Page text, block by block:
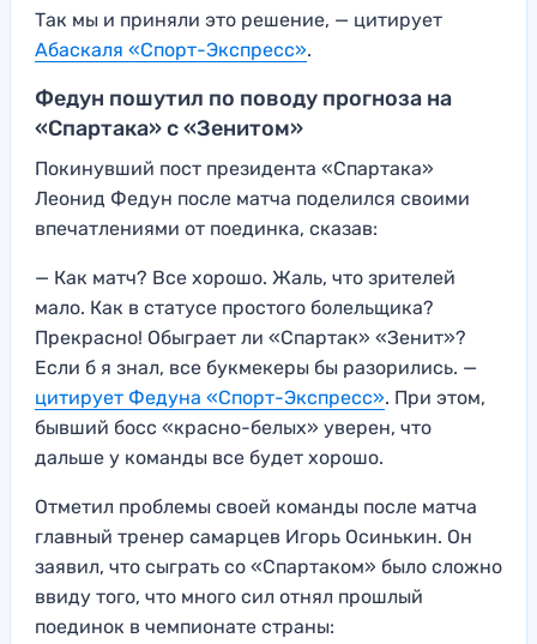
Так мы и приняли это решение, — цитирует
Абаскаля «Спорт-Экспресс».
Федун пошутил по поводу прогноза на
«Спартака» с «Зенитом»
Покинувший пост президента «Спартака»
Леонид Федун после матча поделился своими
впечатлениями от поединка, сказав:
— Как матч? Все хорошо. Жаль, что зрителей
мало. Как в статусе простого болельщика?
Прекрасно! Обыграет ли «Спартак» «Зенит»?
Если б я знал, все букмекеры бы разорились. —
цитирует Федуна «Спорт-Экспресс». При этом,
бывший босс «красно-белых» уверен, что
дальше у команды все будет хорошо.
Отметил проблемы своей команды после матча
главный тренер самарцев Игорь Осинькин. Он
заявил, что сыграть со «Спартаком» было сложно
ввиду того, что много сил отнял прошлый
поединок в чемпионате страны: